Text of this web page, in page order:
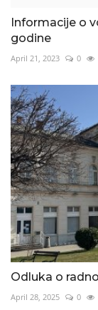
Informacije o
godine
April 21, 2023 0
Odluka o
April 28, 2025 0